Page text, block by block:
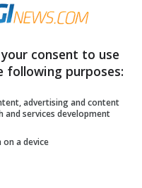
sentiero a
, ilpunto
consent to use
following purposes:
advertising and content
and services development
a device